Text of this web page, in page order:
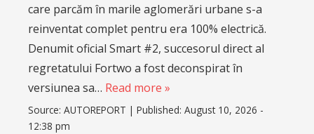
care parcăm în marile aglomerări urbane s-a
reinventat complet pentru era 100% electrică.
Denumit oficial Smart #2, succesorul direct al
regretatului Fortwo a fost deconspirat în
versiunea sa… Read more »
Source: AUTOREPORT | Published: August 10, 2026 -
12:38 pm